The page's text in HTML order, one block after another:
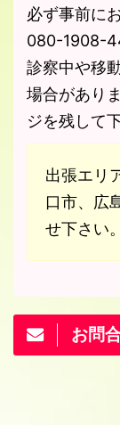
必ず事前に
080-1908-
診察中や移
場合があり
ジを残して
出張エリ
口市、広
せ下さい
お問